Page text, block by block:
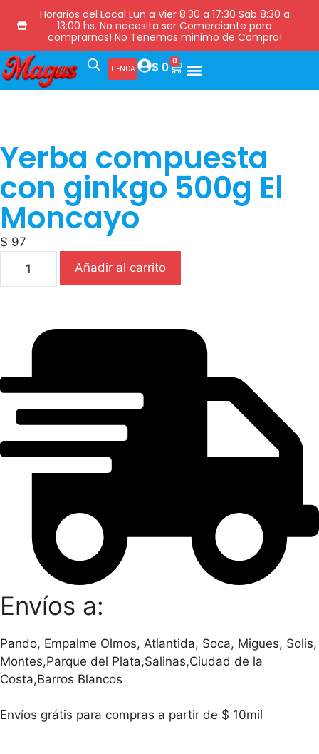
Horarios del Local Lun a Vier 8:30 a 17:30 Sab 8:30 a
13:00 hs. No necesita ser Comerciante para
comprarnos! No Tenemos minimo de Compra!
TIENDA $ 0 0
Yerba compuesta
con ginkgo 500g El
Moncayo
$ 97
Añadir al carrito
Envíos a:
Pando, Empalme Olmos, Atlantida, Soca, Migues, Solis,
Montes,Parque del Plata,Salinas,Ciudad de la
Costa,Barros Blancos
Envíos grátis para compras a partir de $ 10mil